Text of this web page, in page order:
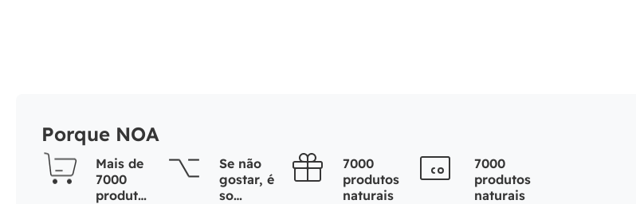
Porque NOA
Mais de
7000
produtos
Se não
gostar, é
so
7000
produtos
naturais
7000
produtos
naturais